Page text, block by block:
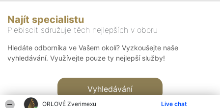
ORLOVÉ Zverimexu Live chat
Najít specialistu
Plebiscit sdružuje těch nejlepších v oboru
Hledáte odborníka ve Vašem okolí? Vyzkoušejte naše
vyhledávání. Využívejte pouze ty nejlepší služby!
Vyhledávání